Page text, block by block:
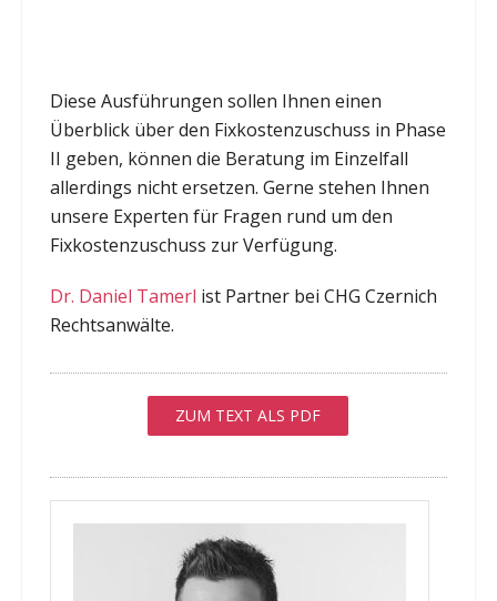
Diese Ausführungen sollen Ihnen einen
Überblick über den Fixkostenzuschuss in Phase
II geben, können die Beratung im Einzelfall
allerdings nicht ersetzen. Gerne stehen Ihnen
unsere Experten für Fragen rund um den
Fixkostenzuschuss zur Verfügung.
Dr. Daniel Tamerl ist Partner bei CHG Czernich
Rechtsanwälte.
ZUM TEXT ALS PDF